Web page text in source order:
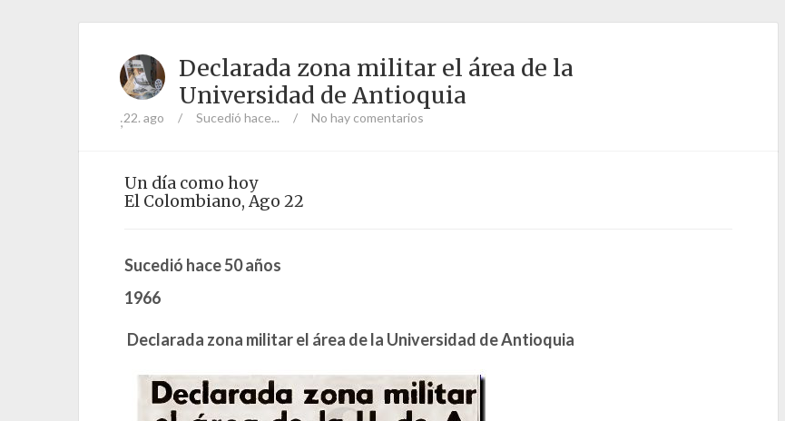
Declarada zona militar el área de la
Universidad de Antioquia
;22. ago / Sucedió hace... / No hay comentarios
Un día como hoy
El Colombiano, Ago 22
Sucedió hace 50 años
1966
Declarada zona militar el área de la Universidad de Antioquia